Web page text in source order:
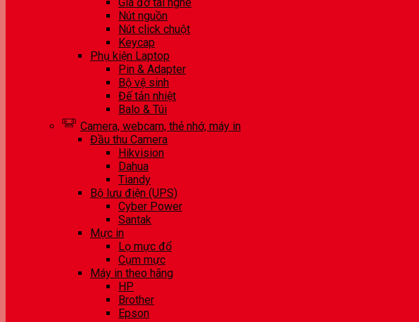
Nút nguồn
Nút click chuột
Keycap
Phụ kiện Laptop
Pin & Adapter
Bộ vệ sinh
Đế tản nhiệt
Balo & Túi
Camera, webcam, thẻ nhớ, máy in
Đầu thu Camera
Hikvision
Dahua
Tiandy
Bộ lưu điện (UPS)
Cyber Power
Santak
Mực in
Lọ mực đổ
Cụm mực
Máy in theo hãng
HP
Brother
Epson